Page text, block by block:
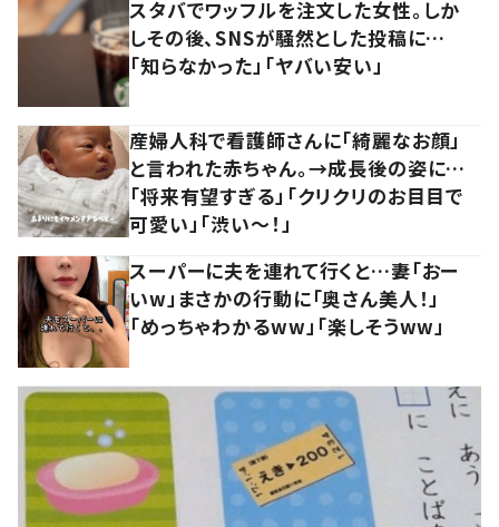
スタバでワッフルを注文した女性。しか
しその後、SNSが騒然とした投稿に…
「知らなかった」「ヤバい安い」
産婦人科で看護師さんに「綺麗なお顔」
と言われた赤ちゃん。→成長後の姿に…
「将来有望すぎる」「クリクリのお目目で
可愛い」「渋い～！」
スーパーに夫を連れて行くと…妻「おー
いw」まさかの行動に「奥さん美人！」
「めっちゃわかるww」「楽しそうww」